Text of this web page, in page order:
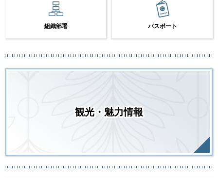
組織部署 パスポート
観光・魅力情報